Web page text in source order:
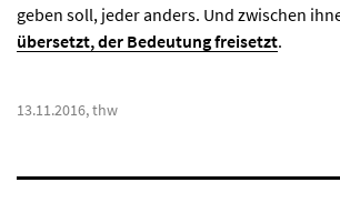
geben soll, jeder anders. Und zwischen
übersetzt, der Bedeutung freisetzt.
13.11.2016, thw